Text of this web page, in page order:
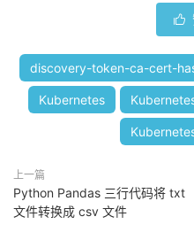

discovery-token-ca-cert-
Kubernetes
上一篇
Python Pandas 三行代码将 txt
文件转换成 csv 文件